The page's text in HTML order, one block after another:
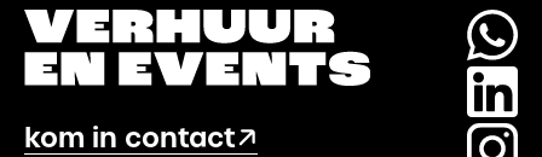
kom in contact